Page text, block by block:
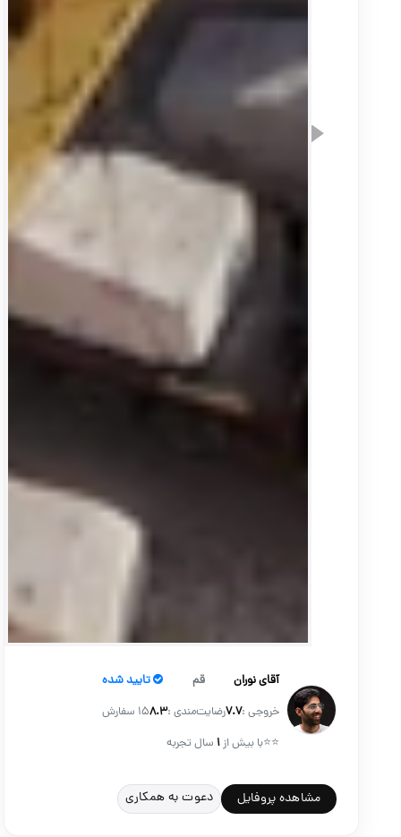
آقای نوران قم
تایید شده
خروجی :۷.۷رضایت‌مندی :۸.۳15 سفارش
⭐⭐با بیش از ۱ سال تجربه
مشاهده پروفایل دعوت به همکاری